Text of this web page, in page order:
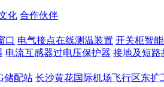
化 合作伙伴
口 电气接点在线测温装置 开关柜智
电流互感器过电压保护器 接地及短路
储配站 长沙黄花国际机场飞行区东扩